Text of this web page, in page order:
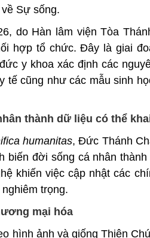
Sự sống.
do Hàn lâm viện Tòa
hợp tổ chức. Đây là giai
y khoa xác định các
tế cũng như các mẫu sinh
thành dữ liệu có thể
humanitas, Đức Thánh
biến đời sống cá nhân
khiến việc cập nhật các
trọng.
mại hóa
hình ảnh và giống Thiên